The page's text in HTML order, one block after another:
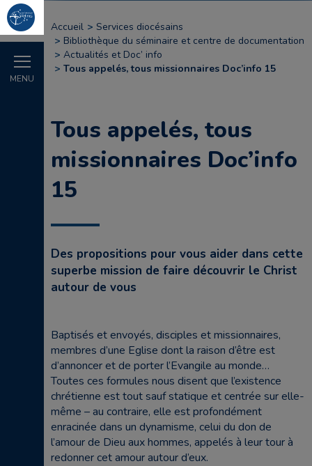
MENU
Accueil
Services diocésains
Bibliothèque du séminaire et centre de documentation
Actualités et Doc’ info
Tous appelés, tous missionnaires Doc’info 15
Tous appelés, tous
missionnaires Doc’info
15
Des propositions pour vous aider dans cette
superbe mission de faire découvrir le Christ
autour de vous
Baptisés et envoyés, disciples et missionnaires,
membres d’une Eglise dont la raison d’être est
d’annoncer et de porter l’Evangile au monde…
Toutes ces formules nous disent que l’existence
chrétienne est tout sauf statique et centrée sur elle-
même – au contraire, elle est profondément
enracinée dans un dynamisme, celui du don de
l’amour de Dieu aux hommes, appelés à leur tour à
redonner cet amour autour d’eux.